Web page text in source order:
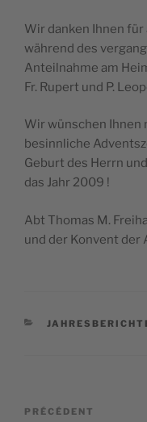
Wir dan­ken Ihnen
wäh­rend des
Anteil­nahme am
Fr. Rupert und P.
Wir wün­schen Ihnen
besinn­liche
Geburt des Herrn
das Jahr 2009 !
Abt Tho­mas M.
und der Konvent
CATÉGORIES
Navigation
Article
PRÉCÉDENT